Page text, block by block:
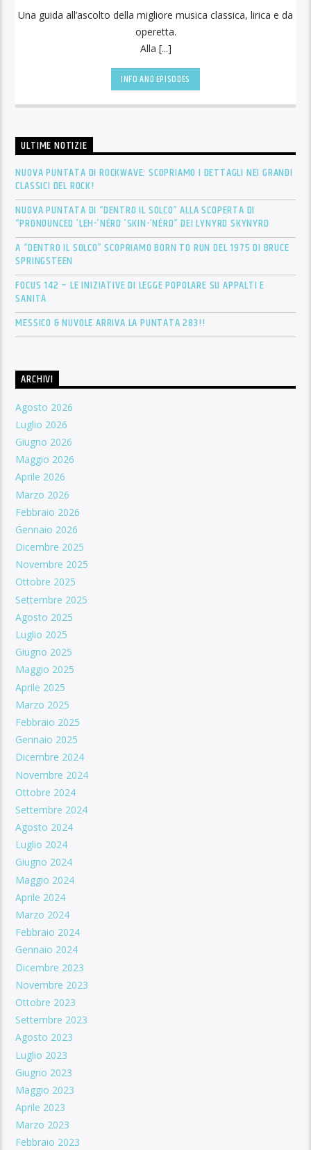
Una guida all’ascolto della migliore musica classica, lirica e da
operetta.
Alla [...]
INFO AND EPISODES
ULTIME NOTIZIE
NUOVA PUNTATA DI ROCKWAVE: SCOPRIAMO I DETTAGLI NEI GRANDI
CLASSICI DEL ROCK!
NUOVA PUNTATA DI “DENTRO IL SOLCO” ALLA SCOPERTA DI
“PRONOUNCED ’LEH-’NÉRD ’SKIN-’NÉRD” DEI LYNYRD SKYNYRD
A “DENTRO IL SOLCO” SCOPRIAMO BORN TO RUN DEL 1975 DI BRUCE
SPRINGSTEEN
FOCUS 142 – LE INIZIATIVE DI LEGGE POPOLARE SU APPALTI E
SANITÀ
MESSICO & NUVOLE ARRIVA LA PUNTATA 283!!
ARCHIVI
Agosto 2026
Luglio 2026
Giugno 2026
Maggio 2026
Aprile 2026
Marzo 2026
Febbraio 2026
Gennaio 2026
Dicembre 2025
Novembre 2025
Ottobre 2025
Settembre 2025
Agosto 2025
Luglio 2025
Giugno 2025
Maggio 2025
Aprile 2025
Marzo 2025
Febbraio 2025
Gennaio 2025
Dicembre 2024
Novembre 2024
Ottobre 2024
Settembre 2024
Agosto 2024
Luglio 2024
Giugno 2024
Maggio 2024
Aprile 2024
Marzo 2024
Febbraio 2024
Gennaio 2024
Dicembre 2023
Novembre 2023
Ottobre 2023
Settembre 2023
Agosto 2023
Luglio 2023
Giugno 2023
Maggio 2023
Aprile 2023
Marzo 2023
Febbraio 2023